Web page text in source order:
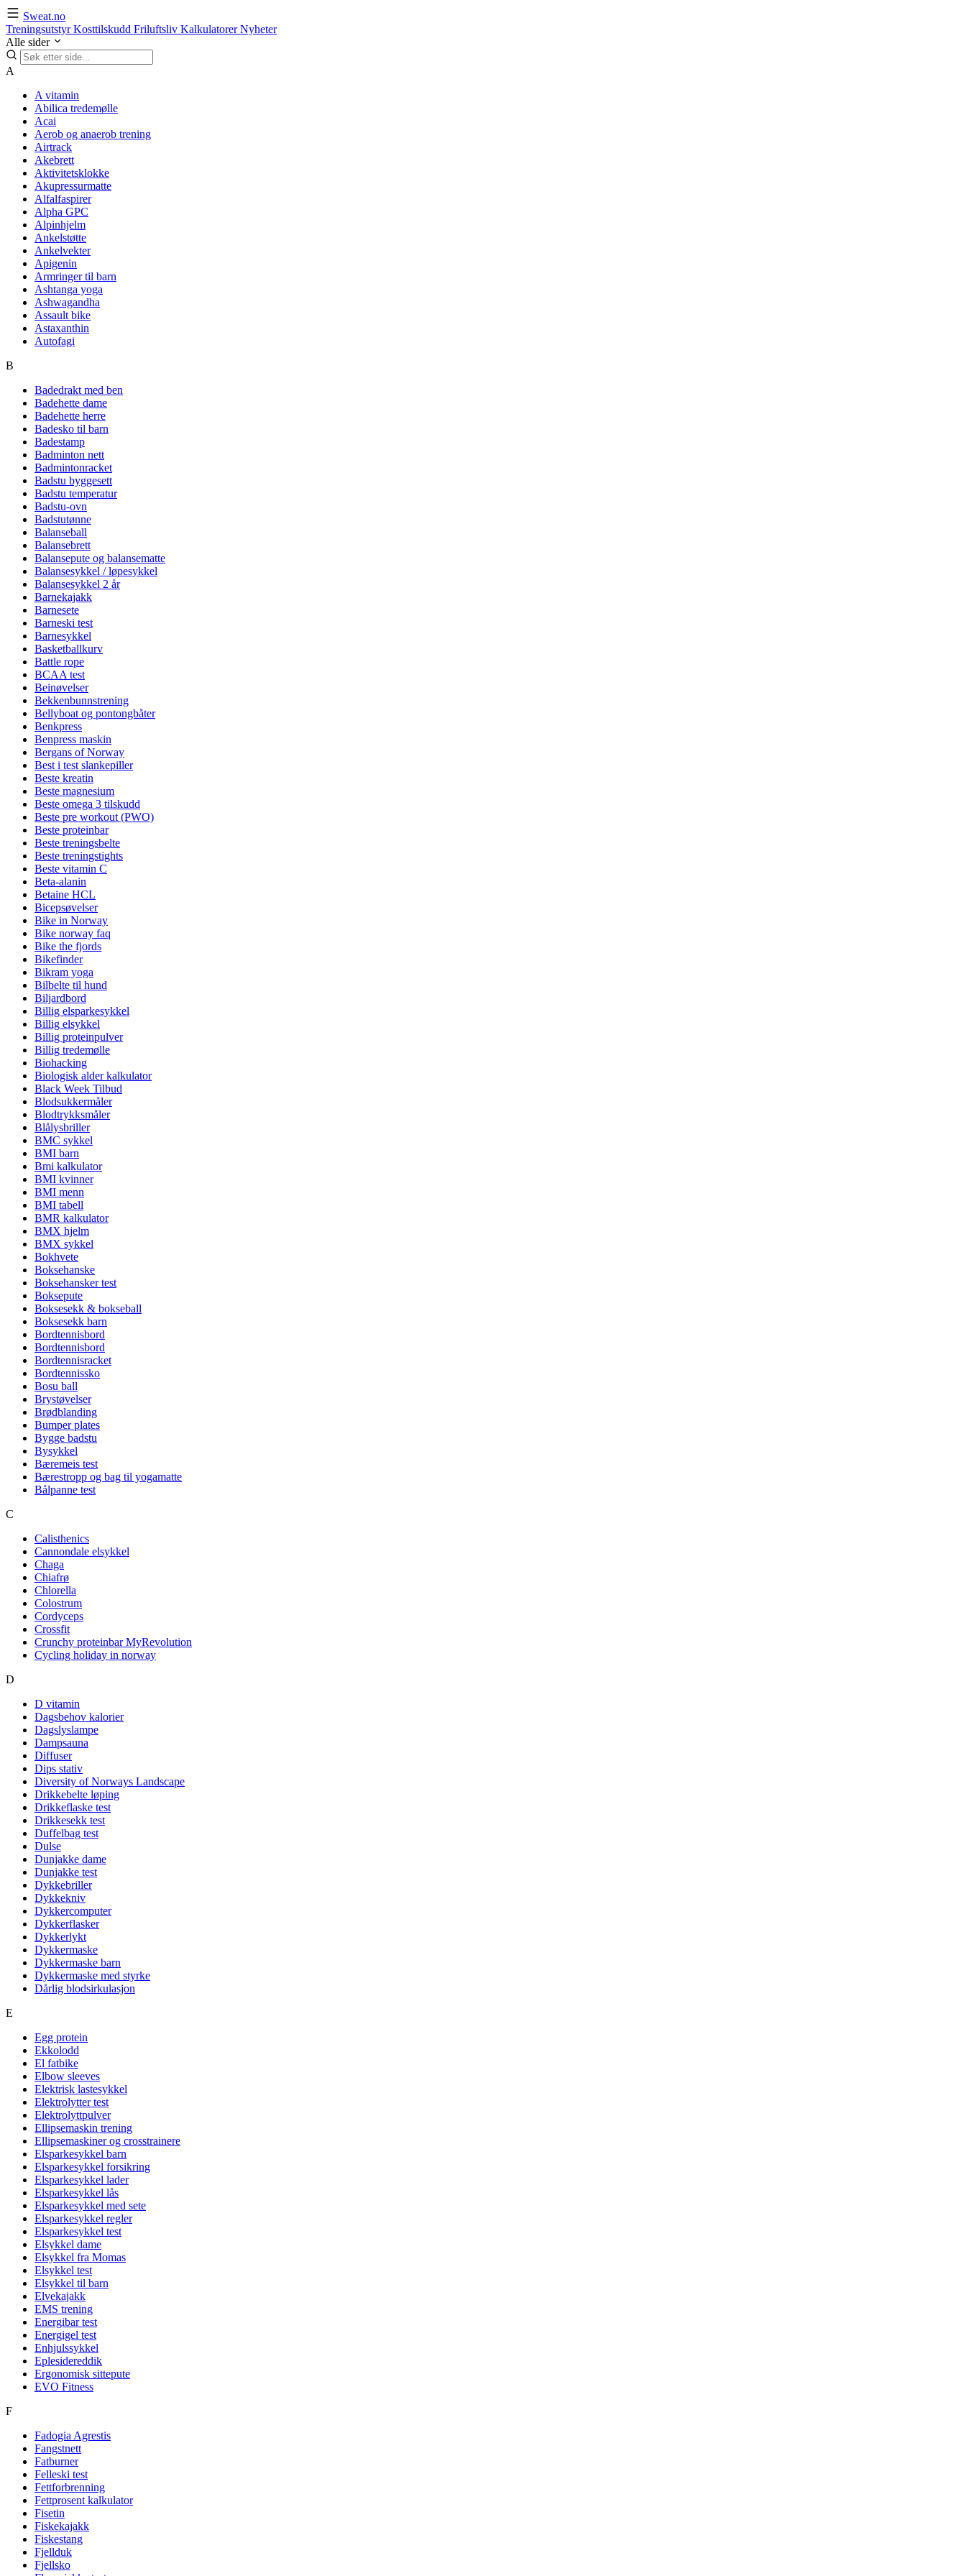
Sweat.no
TreningsutstyrKosttilskudd Friluftsliv KalkulatorerNyheter
Alle sider
A
A vitamin
Abilica tredemølle
Acai
Aerob og anaerob trening
Airtrack
Akebrett
Aktivitetsklokke
Akupressurmatte
Alfalfaspirer
Alpha GPC
Alpinhjelm
Ankelstøtte
Ankelvekter
Apigenin
Armringer til barn
Ashtanga yoga
Ashwagandha
Assault bike
Astaxanthin
Autofagi
B
Badedrakt med ben
Badehette dame
Badehette herre
Badesko til barn
Badestamp
Badminton nett
Badmintonracket
Badstu byggesett
Badstu temperatur
Badstu-ovn
Badstutønne
Balanseball
Balansebrett
Balansepute og balansematte
Balansesykkel / løpesykkel
Balansesykkel 2 år
Barnekajakk
Barnesete
Barneski test
Barnesykkel
Basketballkurv
Battle rope
BCAA test
Beinøvelser
Bekkenbunnstrening
Bellyboat og pontongbåter
Benkpress
Benpress maskin
Bergans of Norway
Best i test slankepiller
Beste kreatin
Beste magnesium
Beste omega 3 tilskudd
Beste pre workout (PWO)
Beste proteinbar
Beste treningsbelte
Beste treningstights
Beste vitamin C
Beta-alanin
Betaine HCL
Bicepsøvelser
Bike in Norway
Bike norway faq
Bike the fjords
Bikefinder
Bikram yoga
Bilbelte til hund
Biljardbord
Billig elsparkesykkel
Billig elsykkel
Billig proteinpulver
Billig tredemølle
Biohacking
Biologisk alder kalkulator
Black Week Tilbud
Blodsukkermåler
Blodtrykksmåler
Blålysbriller
BMC sykkel
BMI barn
Bmi kalkulator
BMI kvinner
BMI menn
BMI tabell
BMR kalkulator
BMX hjelm
BMX sykkel
Bokhvete
Boksehanske
Boksehansker test
Boksepute
Boksesekk & bokseball
Boksesekk barn
Bordtennisbord
Bordtennisbord
Bordtennisracket
Bordtennissko
Bosu ball
Brystøvelser
Brødblanding
Bumper plates
Bygge badstu
Bysykkel
Bæremeis test
Bærestropp og bag til yogamatte
Bålpanne test
C
Calisthenics
Cannondale elsykkel
Chaga
Chiafrø
Chlorella
Colostrum
Cordyceps
Crossfit
Crunchy proteinbar MyRevolution
Cycling holiday in norway
D
D vitamin
Dagsbehov kalorier
Dagslyslampe
Dampsauna
Diffuser
Dips stativ
Diversity of Norways Landscape
Drikkebelte løping
Drikkeflaske test
Drikkesekk test
Duffelbag test
Dulse
Dunjakke dame
Dunjakke test
Dykkebriller
Dykkekniv
Dykkercomputer
Dykkerflasker
Dykkerlykt
Dykkermaske
Dykkermaske barn
Dykkermaske med styrke
Dårlig blodsirkulasjon
E
Egg protein
Ekkolodd
El fatbike
Elbow sleeves
Elektrisk lastesykkel
Elektrolytter test
Elektrolyttpulver
Ellipsemaskin trening
Ellipsemaskiner og crosstrainere
Elsparkesykkel barn
Elsparkesykkel forsikring
Elsparkesykkel lader
Elsparkesykkel lås
Elsparkesykkel med sete
Elsparkesykkel regler
Elsparkesykkel test
Elsykkel dame
Elsykkel fra Momas
Elsykkel test
Elsykkel til barn
Elvekajakk
EMS trening
Energibar test
Energigel test
Enhjulssykkel
Eplesidereddik
Ergonomisk sittepute
EVO Fitness
F
Fadogia Agrestis
Fangstnett
Fatburner
Felleski test
Fettforbrenning
Fettprosent kalkulator
Fisetin
Fiskekajakk
Fiskestang
Fjellduk
Fjellsko